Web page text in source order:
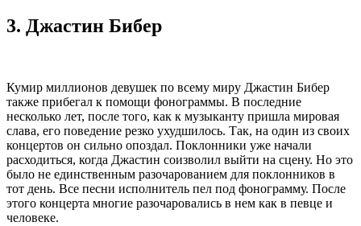
3. Джастин Бибер
Кумир миллионов девушек по всему миру Джастин Бибер
также прибегал к помощи фонограммы. В последние
несколько лет, после того, как к музыканту пришла мировая
слава, его поведение резко ухудшилось. Так, на один из своих
концертов он сильно опоздал. Поклонники уже начали
расходиться, когда Джастин соизволил выйти на сцену. Но это
было не единственным разочарованием для поклонников в
тот день. Все песни исполнитель пел под фонограмму. После
этого концерта многие разочаровались в нем как в певце и
человеке.